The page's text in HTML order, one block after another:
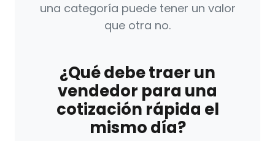
una categoría puede tener un valor
que otra no.
¿Qué debe traer un
vendedor para una
cotización rápida el
mismo día?